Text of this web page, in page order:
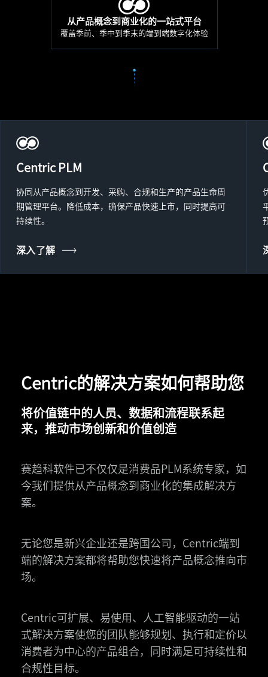
从产品概念到商业化的一站式平台
覆盖季前、季中到季末的端到端数字化体验
Centric PLM
协同从产品概念到开发、采购、合规和生产的产品生命周
期管理平台。降低成本，确保产品快速上市，同时提高可
持续性。
深入了解
Centric的解决方案如何帮助您
将价值链中的人员、数据和流程联系起
来，推动市场创新和价值创造
赛趋科软件已不仅仅是消费品PLM系统专家，如
今我们提供从产品概念到商业化的集成解决方
案。
无论您是新兴企业还是跨国公司，Centric端到
端的解决方案都将帮助您快速将产品概念推向市
场。
Centric可扩展、易使用、人工智能驱动的一站
式解决方案使您的团队能够规划、执行和定价以
消费者为中心的产品组合，同时满足可持续性和
合规性目标。